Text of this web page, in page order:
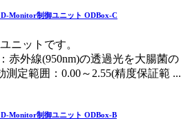
Monitor制御ユニット ODBox-C
ニットです。
赤外線(950nm)の透過光を大腸菌の
定範囲：0.00～2.55(精度保証範 ...
Monitor制御ユニット ODBox-B